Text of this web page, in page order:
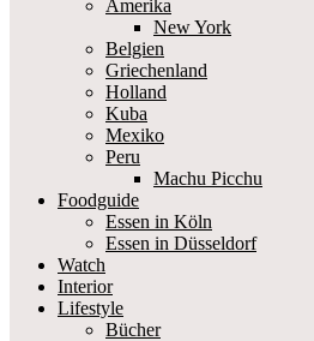
Amerika
New York
Belgien
Griechenland
Holland
Kuba
Mexiko
Peru
Machu Picchu
Foodguide
Essen in Köln
Essen in Düsseldorf
Watch
Interior
Lifestyle
Bücher